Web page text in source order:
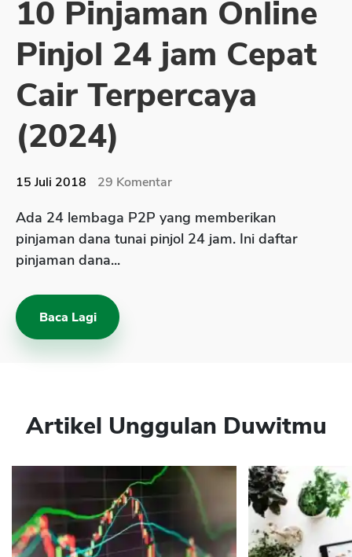
Sekuritas Saham
Bank Digital
Crypto
Assets Crypto
Exchange
Asuransi Kesehatan
Asuransi Syariah
10 Pinjaman Online
Pinjol 24 jam Cepat
Cair Terpercaya
(2024)
15 Juli 2018 29 Komentar
Ada 24 lembaga P2P yang memberikan
pinjaman dana tunai pinjol 24 jam. Ini daftar
pinjaman dana...
Baca Lagi
Artikel Unggulan Duwitmu